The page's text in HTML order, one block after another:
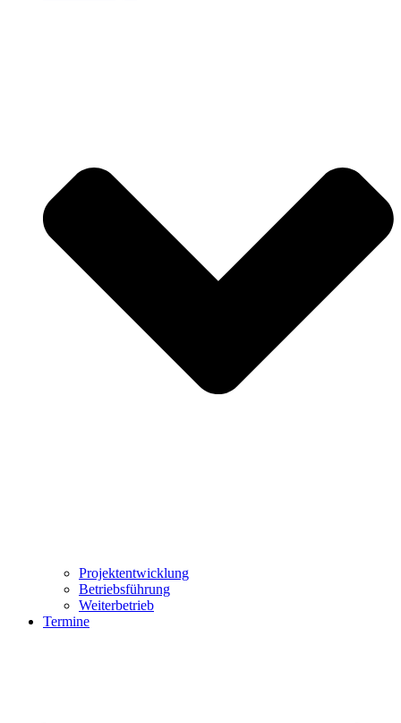
Projektentwicklung
Betriebsführung
Weiterbetrieb
Termine